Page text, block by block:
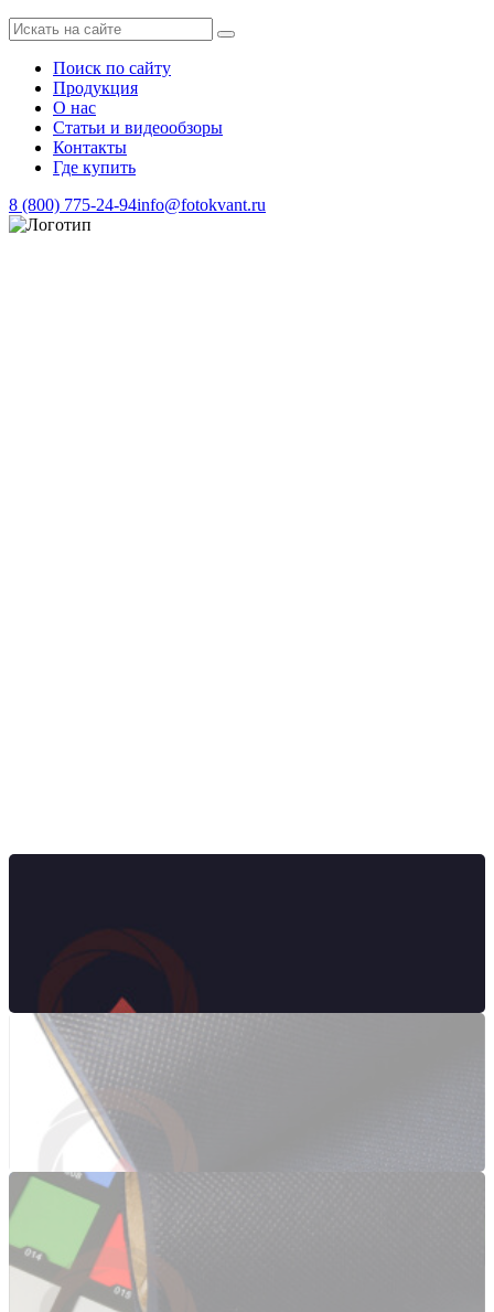
Поиск по сайту
Продукция
О нас
Статьи и видеообзоры
Контакты
Где купить
8 (800) 775-24-94info@fotokvant.ru